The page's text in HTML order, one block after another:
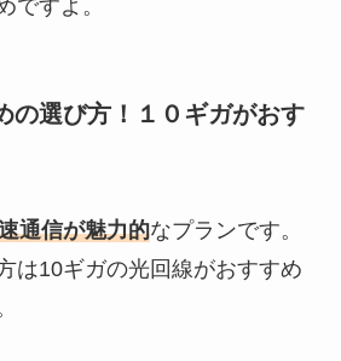
ですよ。
の選び方！１０ギガがおす
通信が魅力的なプランです。
は10ギガの光回線がおすすめ